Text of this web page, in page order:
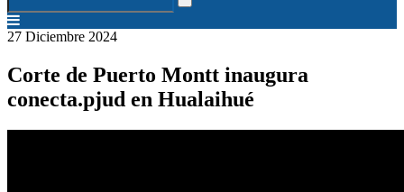
27 Diciembre 2024
Corte de Puerto Montt inaugura
conecta.pjud en Hualaihué